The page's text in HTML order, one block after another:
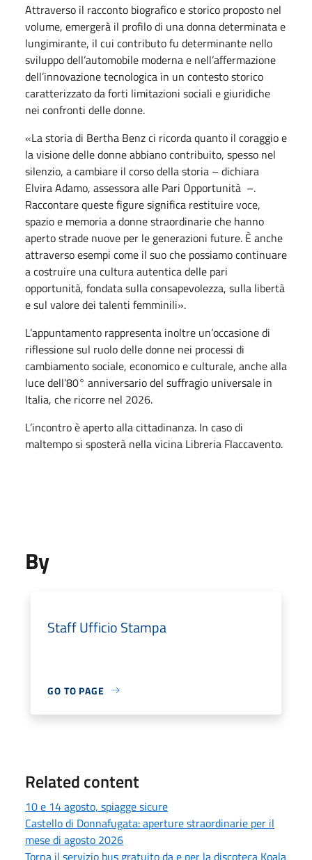
Attraverso il racconto biografico e storico proposto nel
volume, emergerà il profilo di una donna determinata e
lungimirante, il cui contributo fu determinante nello
sviluppo dell’automobile moderna e nell’affermazione
dell’innovazione tecnologica in un contesto storico
caratterizzato da forti limitazioni sociali e giuridiche
nei confronti delle donne.
«La storia di Bertha Benz ci ricorda quanto il coraggio e
la visione delle donne abbiano contribuito, spesso nel
silenzio, a cambiare il corso della storia – dichiara
Elvira Adamo, assessora alle Pari Opportunità –.
Raccontare queste figure significa restituire voce,
spazio e memoria a donne straordinarie che hanno
aperto strade nuove per le generazioni future. È anche
attraverso esempi come il suo che possiamo continuare
a costruire una cultura autentica delle pari
opportunità, fondata sulla consapevolezza, sulla libertà
e sul valore dei talenti femminili».
L’appuntamento rappresenta inoltre un’occasione di
riflessione sul ruolo delle donne nei processi di
cambiamento sociale, economico e culturale, anche alla
luce dell’80° anniversario del suffragio universale in
Italia, che ricorre nel 2026.
L’incontro è aperto alla cittadinanza. In caso di
maltempo si sposterà nella vicina Libreria Flaccavento.
By
Staff Ufficio Stampa
GO TO PAGE
Related content
10 e 14 agosto, spiagge sicure
Castello di Donnafugata: aperture straordinarie per il
mese di agosto 2026
Torna il servizio bus gratuito da e per la discoteca Koala